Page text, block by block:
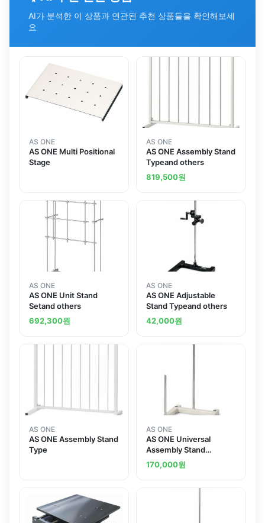
AI가 분석한 이 상품과 연관된 추천 상품들을 확인해보세
요
AS ONE
AS ONE Multi Positional
Stage
AS ONE
AS ONE Assembly Stand
Typeand others
819,500원
AS ONE
AS ONE Unit Stand
Setand others
692,300원
AS ONE
AS ONE Adjustable
Stand Typeand others
42,000원
AS ONE
AS ONE Assembly Stand
Type
AS ONE
AS ONE Universal
Assembly Stand
Largeand others
170,000원